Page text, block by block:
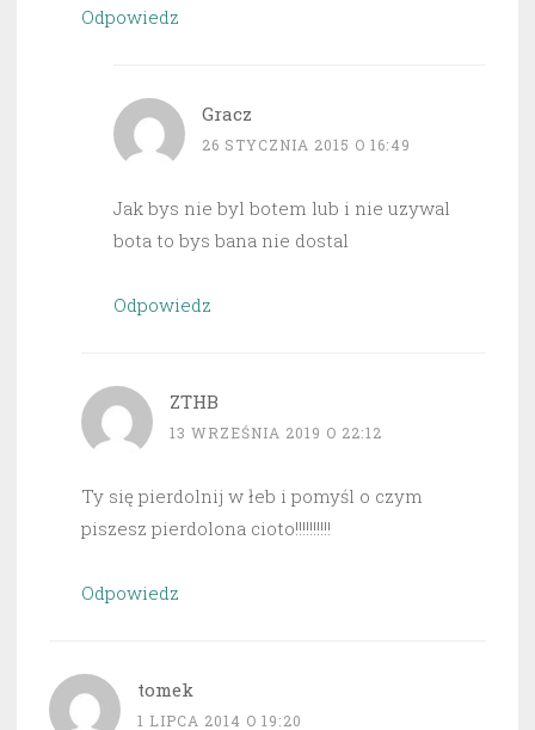
Odpowiedz
Gracz
26 STYCZNIA 2015 O 16:49
Jak bys nie byl botem lub i nie uzywal
bota to bys bana nie dostal
Odpowiedz
ZTHB
13 WRZEŚNIA 2019 O 22:12
Ty się pierdolnij w łeb i pomyśl o czym
piszesz pierdolona cioto!!!!!!!!!!
Odpowiedz
tomek
1 LIPCA 2014 O 19:20